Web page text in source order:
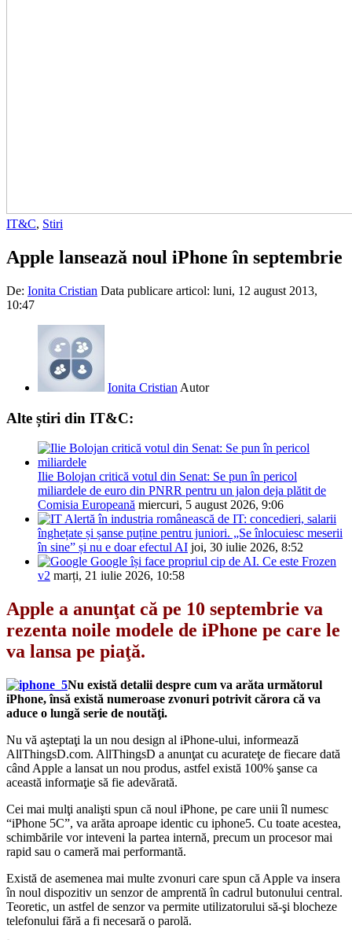
IT&C, Stiri
Apple lansează noul iPhone în septembrie
De: Ionita Cristian Data publicare articol: luni, 12 august 2013,
10:47
Ionita Cristian Autor
Alte știri din IT&C:
Ilie Bolojan critică votul din Senat: Se pun în pericol
miliardele de euro din PNRR pentru un jalon deja plătit de
Comisia Europeană miercuri, 5 august 2026, 9:06
Alertă în industria românească de IT: concedieri, salarii
înghețate și șanse puține pentru juniori. „Se înlocuiesc meserii
în sine” și nu e doar efectul AI joi, 30 iulie 2026, 8:52
Google își face propriul cip de AI. Ce este Frozen
v2 marți, 21 iulie 2026, 10:58
Apple a anunţat că pe 10 septembrie va
rezenta noile modele de iPhone pe care le
va lansa pe piaţă.
Nu există detalii despre cum va arăta următorul
iPhone, însă există numeroase zvonuri potrivit cărora că va
aduce o lungă serie de noutăţi.
Nu vă aşteptaţi la un nou design al iPhone-ului, informează
AllThingsD.com. AllThingsD a anunţat cu acurateţe de fiecare dată
când Apple a lansat un nou produs, astfel există 100% şanse ca
această informaţie să fie adevărată.
Cei mai mulţi analişti spun că noul iPhone, pe care unii îl numesc
“iPhone 5C”, va arăta aproape identic cu iphone5. Cu toate acestea,
schimbările vor inteveni la partea internă, precum un procesor mai
rapid sau o cameră mai performantă.
Există de asemenea mai multe zvonuri care spun că Apple va insera
în noul dispozitiv un senzor de amprentă în cadrul butonului central.
Teoretic, un astfel de senzor va permite utilizatorului să-şi blocheze
telefonului fără a fi necesară o parolă.